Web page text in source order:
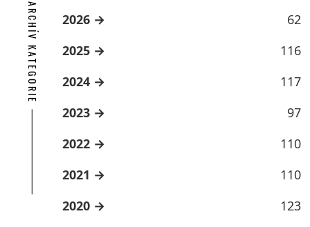
ARCHÍV KATEGORIE 2026
62
2025
116
2024
117
2023
97
2022
110
2021
110
2020
123